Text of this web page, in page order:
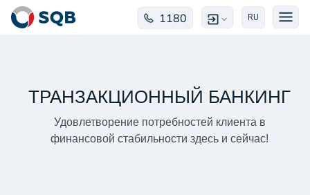
1180 RU
ТРАНЗАКЦИОННЫЙ БАНКИНГ
Удовлетворение потребностей клиента в
финансовой стабильности здесь и сейчас!